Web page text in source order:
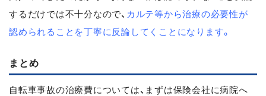
するだけでは不十分なので、 カルテ等から治療の必要性が
認められることを丁寧に反論してくことになります。
まとめ
自転車事故の治療費については、まずは保険会社に病院へ